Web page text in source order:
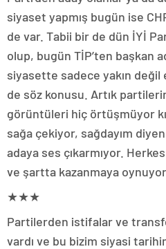
siyaset yapmış bugün ise
de var. Tabii bir de dün İYİ
olup, bugün TİP’ten başkan
siyasette sadece yakın
de söz konusu. Artık
görüntüleri hiç örtüşmüyor
sağa çekiyor, sağdayım
adaya ses çıkarmıyor.
ve şartta kazanmaya oynuyor.
★★★
Partilerden istifalar ve
vardı ve bu bizim siyasi